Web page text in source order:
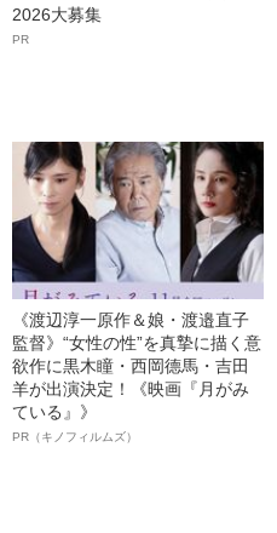
2026大募集
PR
《渡辺淳一原作＆娘・渡邉直子
監督》“女性の性”を真摯に描く意
欲作に黒木瞳・西岡德馬・吉田
羊が出演決定！《映画『月がみ
ている』》
PR（キノフィルムズ）